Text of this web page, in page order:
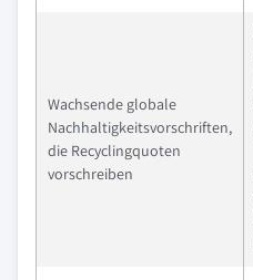
Wachsende globale
Nachhaltigkeitsvorschriften,
die Recyclingquoten
vorschreiben